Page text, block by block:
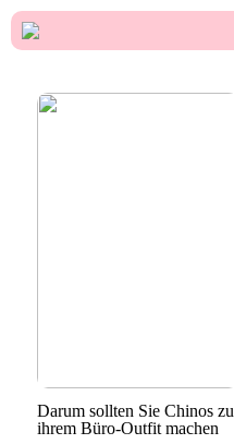
Darum sollten Sie Chinos zu
ihrem Büro-Outfit machen